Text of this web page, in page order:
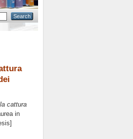
cattura
in